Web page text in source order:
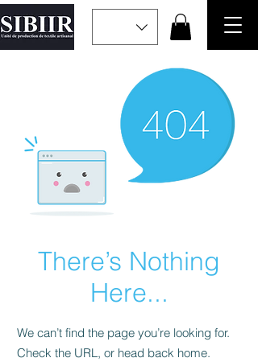
There’s Nothing
Here...
We can’t find the page you’re looking for.
Check the URL, or head back home.